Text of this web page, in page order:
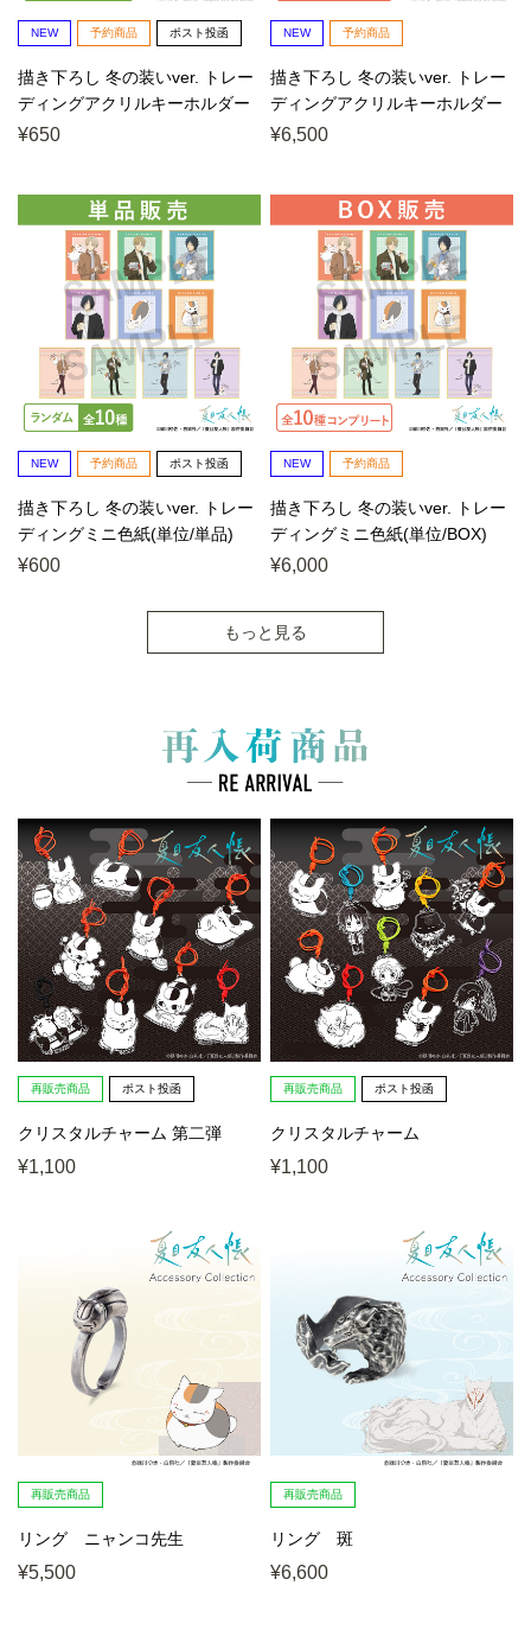
NEW 予約商品 ポスト投函
描き下ろし 冬の装いver. トレー
ディングアクリルキーホルダー
(単位/単品)
¥650
NEW 予約商品
描き下ろし 冬の装いver. トレー
ディングアクリルキーホルダー
(単位/BOX)...
¥6,500
NEW 予約商品 ポスト投函
描き下ろし 冬の装いver. トレー
ディングミニ色紙(単位/単品)
¥600
NEW 予約商品
描き下ろし 冬の装いver. トレー
ディングミニ色紙(単位/BOX)
¥6,000
もっと見る
再販売商品 ポスト投函
クリスタルチャーム 第二弾
¥1,100
再販売商品 ポスト投函
クリスタルチャーム
¥1,100
再販売商品
リング ニャンコ先生
¥5,500
再販売商品
リング 斑
¥6,600